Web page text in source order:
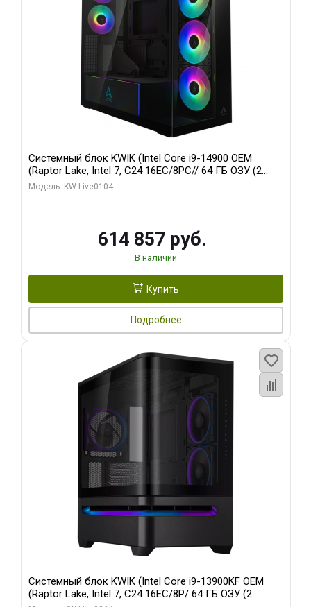
Системный блок KWIK (Intel Core i9-14900 OEM
(Raptor Lake, Intel 7, C24 16EC/8PC// 64 ГБ ОЗУ (2
модуля)/ Afox RTX4090 24GB GDDR6X 384-Bit 3xDP
Модель: KW-Live0104
614 857 руб.
В наличии
Купить
Подробнее
Системный блок KWIK (Intel Core i9-13900KF OEM
(Raptor Lake, Intel 7, C24 16EC/8P/ 64 ГБ ОЗУ (2